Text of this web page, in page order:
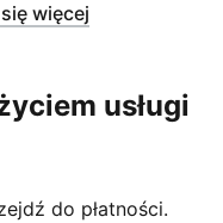
więcej
usługi
do płatności.